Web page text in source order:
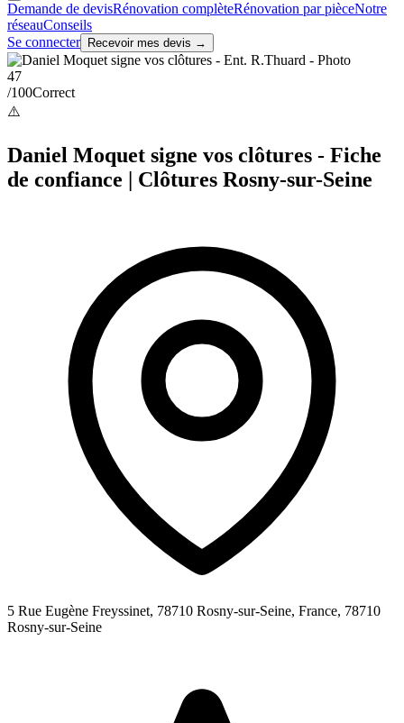
Demande de devisRénovation complèteRénovation par pièceNotre
réseauConseils
Se connecter
Recevoir mes devis →
47
/100Correct
⚠️
Daniel Moquet signe vos clôtures - Fiche
de confiance | Clôtures Rosny-sur-Seine
5 Rue Eugène Freyssinet, 78710 Rosny-sur-Seine, France, 78710
Rosny-sur-Seine